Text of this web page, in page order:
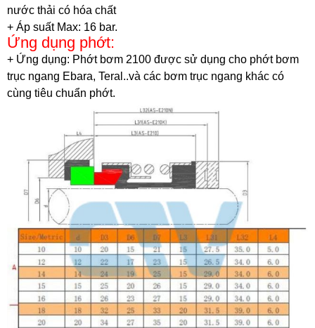
nước thải có hóa chất
+ Áp suất Max: 16 bar.
Ứng dụng phớt:
+ Ứng dụng: Phớt bơm 2100 được sử dụng cho phớt bơm
trục ngang Ebara, Teral..và các bơm trục ngang khác có
cùng tiêu chuẩn phớt.